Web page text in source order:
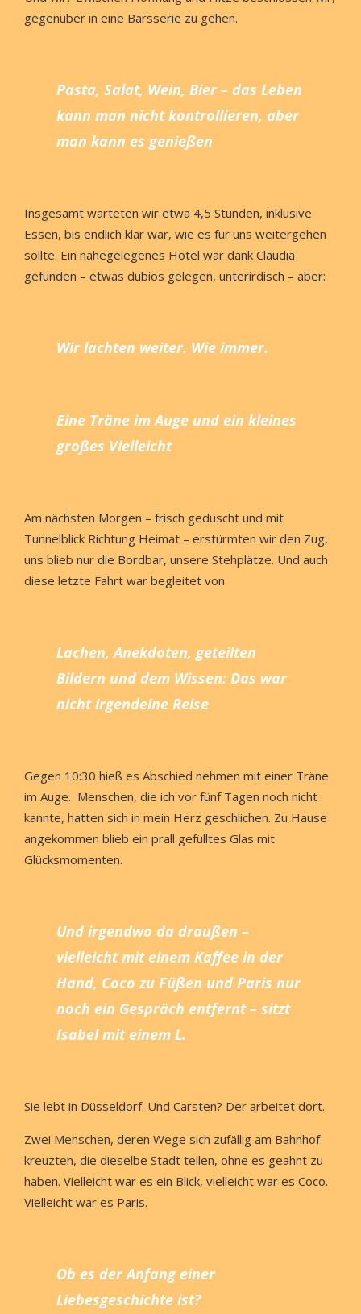
gegenüber in eine Barsserie zu gehen.
Pasta, Salat, Wein, Bier – das Leben
kann man nicht kontrollieren, aber
man kann es genießen
Insgesamt warteten wir etwa 4,5 Stunden, inklusive
Essen, bis endlich klar war, wie es für uns weitergehen
sollte. Ein nahegelegenes Hotel war dank Claudia
gefunden – etwas dubios gelegen, unterirdisch – aber:
Wir lachten weiter. Wie immer.
Eine Träne im Auge und ein kleines
großes Vielleicht
Am nächsten Morgen – frisch geduscht und mit
Tunnelblick Richtung Heimat – erstürmten wir den Zug,
uns blieb nur die Bordbar, unsere Stehplätze. Und auch
diese letzte Fahrt war begleitet von
Lachen, Anekdoten, geteilten
Bildern und dem Wissen: Das war
nicht irgendeine Reise
Gegen 10:30 hieß es Abschied nehmen mit einer Träne
im Auge. Menschen, die ich vor fünf Tagen noch nicht
kannte, hatten sich in mein Herz geschlichen. Zu Hause
angekommen blieb ein prall gefülltes Glas mit
Glücksmomenten.
Und irgendwo da draußen –
vielleicht mit einem Kaffee in der
Hand, Coco zu Füßen und Paris nur
noch ein Gespräch entfernt – sitzt
Isabel mit einem L.
Sie lebt in Düsseldorf. Und Carsten? Der arbeitet dort.
Zwei Menschen, deren Wege sich zufällig am Bahnhof
kreuzten, die dieselbe Stadt teilen, ohne es geahnt zu
haben. Vielleicht war es ein Blick, vielleicht war es Coco.
Vielleicht war es Paris.
Ob es der Anfang einer
Liebesgeschichte ist?